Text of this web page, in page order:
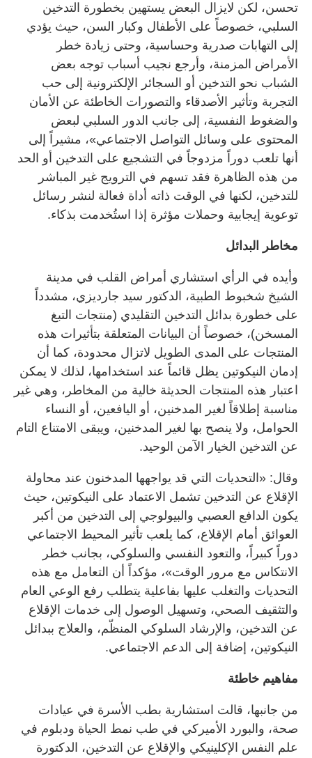
تحسن، لكن لايزال البعض يستهين بخطورة التدخين
السلبي، خصوصاً على الأطفال وكبار السن، حيث يؤدي
إلى التهابات صدرية وحساسية، وحتى زيادة خطر
الأمراض المزمنة، وأرجع نجيب أسباب توجه بعض
الشباب نحو التدخين أو السجائر الإلكترونية إلى حب
التجربة وتأثير الأصدقاء والتصورات الخاطئة عن الأمان
والضغوط النفسية، إلى جانب الدور السلبي لبعض
المحتوى على وسائل التواصل الاجتماعي»، مشيراً إلى
أنها تلعب دوراً مزدوجاً في التشجيع على التدخين أو الحد
من هذه الظاهرة فقد تسهم في الترويج غير المباشر
للتدخين، لكنها في الوقت ذاته أداة فعالة لنشر رسائل
توعوية إيجابية وحملات مؤثرة إذا استُخدمت بذكاء.
مخاطر البدائل
وأيده في الرأي استشاري أمراض القلب في مدينة
الشيخ شخبوط الطبية، الدكتور سيد جارديزي، مشدداً
على خطورة بدائل التدخين التقليدي (منتجات التبغ
المسخن)، خصوصاً أن البيانات المتعلقة بتأثيرات هذه
المنتجات على المدى الطويل لاتزال محدودة، كما أن
إدمان النيكوتين يظل قائماً عند استخدامها، لذلك لا يمكن
اعتبار هذه المنتجات الحديثة خالية من المخاطر، وهي غير
مناسبة إطلاقاً لغير المدخنين، أو اليافعين، أو النساء
الحوامل، ولا ينصح بها لغير المدخنين، ويبقى الامتناع التام
عن التدخين الخيار الآمن الوحيد.
وقال: «التحديات التي قد يواجهها المدخنون عند محاولة
الإقلاع عن التدخين تشمل الاعتماد على النيكوتين، حيث
يكون الدافع العصبي والبيولوجي إلى التدخين من أكبر
العوائق أمام الإقلاع، كما يلعب تأثير المحيط الاجتماعي
دوراً كبيراً، والتعود النفسي والسلوكي، بجانب خطر
الانتكاس مع مرور الوقت»، مؤكداً أن التعامل مع هذه
التحديات والتغلب عليها بفاعلية يتطلب رفع الوعي العام
والتثقيف الصحي، وتسهيل الوصول إلى خدمات الإقلاع
عن التدخين، والإرشاد السلوكي المنظّم، والعلاج ببدائل
النيكوتين، إضافة إلى الدعم الاجتماعي.
مفاهيم خاطئة
من جانبها، قالت استشارية بطب الأسرة في عيادات
صحة، والبورد الأميركي في طب نمط الحياة ودبلوم في
علم النفس الإكلينيكي والإقلاع عن التدخين، الدكتورة